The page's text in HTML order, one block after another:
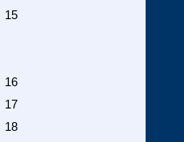
15
16
17
18